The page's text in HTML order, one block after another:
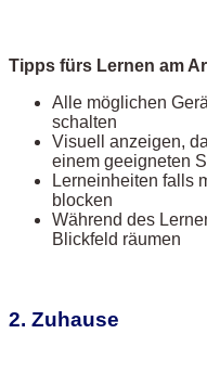
Tipps fürs Lernen am
Alle möglichen
schalten
Visuell anzeigen,
einem geeigneten
Lerneinheiten falls
blocken
Während des
Blickfeld räumen
2. Zuhause